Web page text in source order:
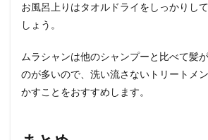
お風呂上りはタオルドライをしっかりし
しょう。
ムラシャンは他のシャンプーと比べて髪
のが多いので、洗い流さないトリートメ
かすことをおすすめします。